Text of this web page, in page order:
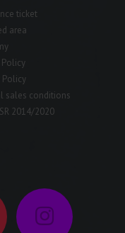
ticket
area
Policy
Policy
sales conditions
2014/2020